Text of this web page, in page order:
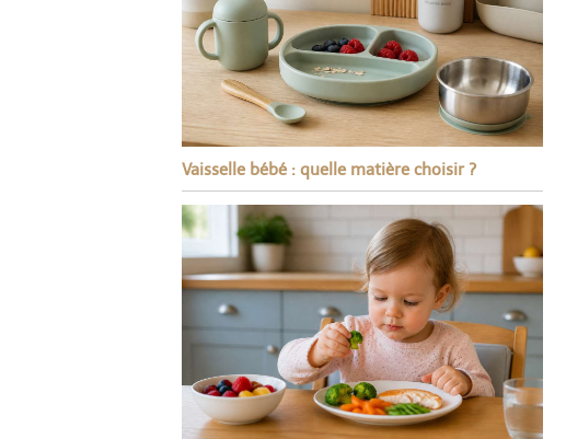
Vaisselle bébé : quelle matière choisir ?